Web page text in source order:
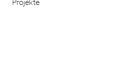
Projekte